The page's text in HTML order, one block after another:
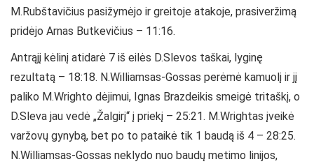
M.Rubštavičius pasižymėjo ir greitoje atakoje, prasiveržimą
pridėjo Arnas Butkevičius – 11:16.
Antrąjį kėlinį atidarė 7 iš eilės D.Slevos taškai, lyginę
rezultatą – 18:18. N.Williamsas-Gossas perėmė kamuolį ir jį
paliko M.Wrighto dėjimui, Ignas Brazdeikis smeigė tritaškį, o
D.Sleva jau vedė „Žalgirį“ į priekį – 25:21. M.Wrightas įveikė
varžovų gynybą, bet po to pataikė tik 1 baudą iš 4 – 28:25.
N.Williamsas-Gossas neklydo nuo baudų metimo linijos,